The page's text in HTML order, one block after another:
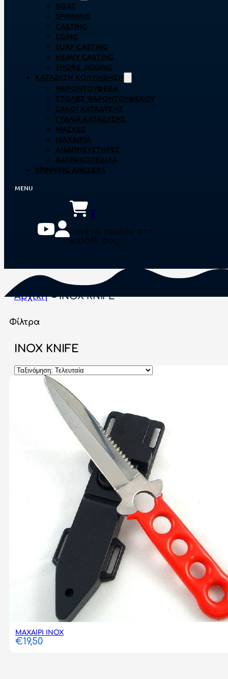
BOAT
SPINNING
CASTING
EGING
SURF CASTING
HEAVY CASTING
SHORE JIGGING
ΚΑΤΆΔΥΣΗ ΚΟΛΎΜΒΗΣΗ
ΨΑΡΟΝΤΟΎΦΕΚΑ
ΣΤΟΛΈΣ ΨΑΡΟΝΤΟΎΦΕΚΟΥ
ΣΆΚΟΙ ΚΑΤΆΔΥΣΗΣ
ΓΥΑΛΙΆ ΚΑΤΆΔΥΣΗΣ
ΜΆΣΚΕΣ
ΜΑΧΑΊΡΙΑ
ΑΝΑΠΝΕΥΣΤΉΡΕΣ
ΒΑΤΡΑΧΟΠΈΔΙΛΑ
SPINNING ANGLERS
0
Κανένα προϊόν στο
καλάθι σας.
Αρχική INOX KNIFE
Φίλτρα
INOX KNIFE
ΜΑΧΑΙΡΙ ΙΝΟΧ
€19,50